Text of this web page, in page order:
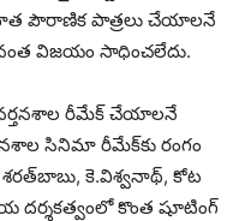
పౌరాణిక పాత్ర‌లు చేయాల‌నే
విజ‌యం సాధించ‌లేదు.
న‌ర్త‌న‌శాల రీమేక్ చేయాల‌నే
సినిమా రీమేక్‌కు రంగం
శ‌ర‌త్‌బాబు, కె.విశ్వ‌నాథ్‌, కోట
ద‌ర్శ‌క‌త్వంలో కొంత షూటింగ్